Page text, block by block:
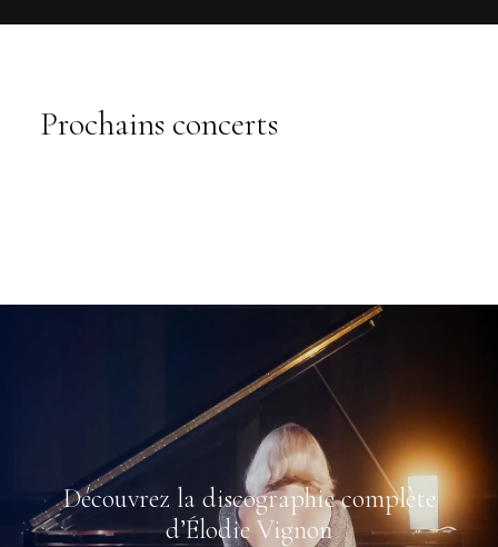
Prochains concerts
Découvrez la discographie complète
d’Élodie Vignon